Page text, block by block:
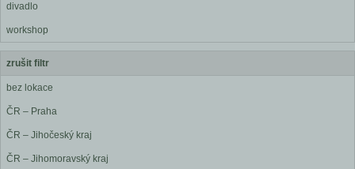
divadlo
workshop
zrušit filtr
bez lokace
ČR – Praha
ČR – Jihočeský kraj
ČR – Jihomoravský kraj